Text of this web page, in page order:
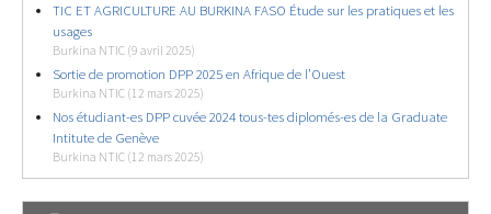
TIC ET AGRICULTURE AU BURKINA FASO Étude sur les pratiques et les
usages
Burkina NTIC (9 avril 2025)
Sortie de promotion DPP 2025 en Afrique de l’Ouest
Burkina NTIC (12 mars 2025)
Nos étudiant-es DPP cuvée 2024 tous-tes diplomés-es de la Graduate
Intitute de Genève
Burkina NTIC (12 mars 2025)